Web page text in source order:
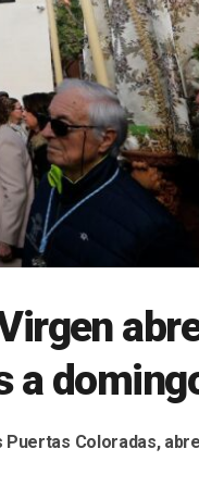
a
Puertas Coloradas,